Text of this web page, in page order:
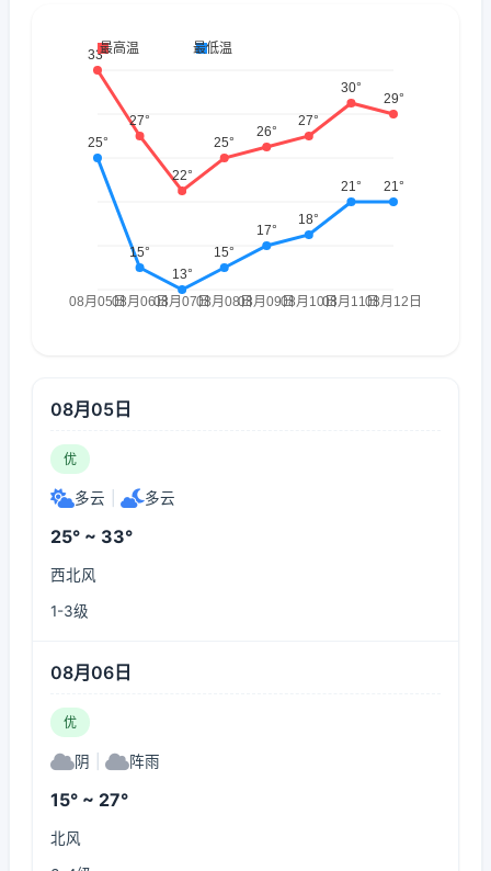
08月05日
优
多云 多云
25° ~ 33°
西北风
1-3级
08月06日
优
阴 阵雨
15° ~ 27°
北风